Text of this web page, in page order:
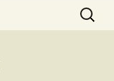
搜
尋